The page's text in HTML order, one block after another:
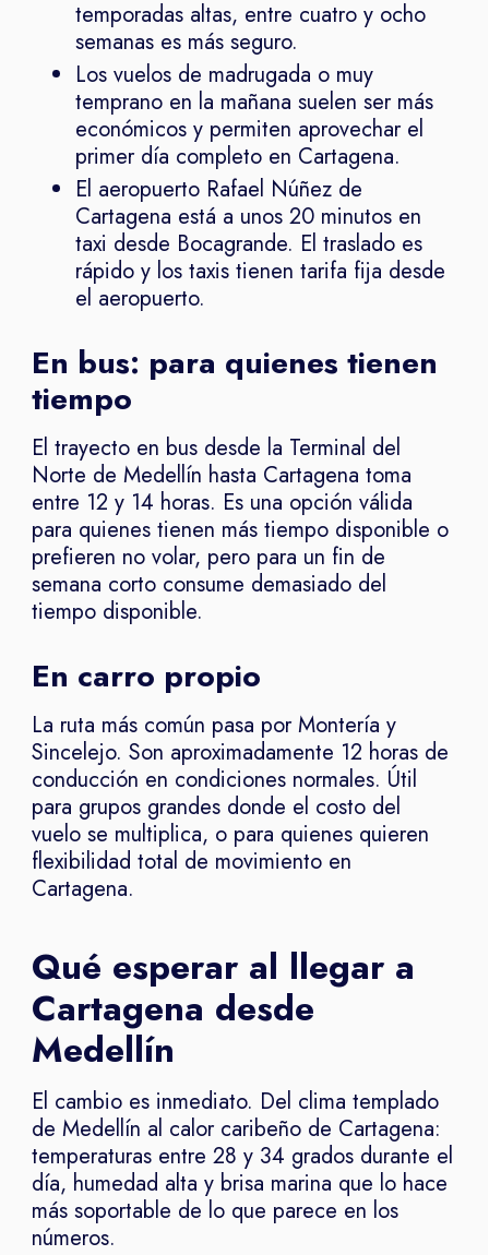
temporadas altas, entre cuatro y ocho
semanas es más seguro.
Los vuelos de madrugada o muy
temprano en la mañana suelen ser más
económicos y permiten aprovechar el
primer día completo en Cartagena.
El aeropuerto Rafael Núñez de
Cartagena está a unos 20 minutos en
taxi desde Bocagrande. El traslado es
rápido y los taxis tienen tarifa fija desde
el aeropuerto.
En bus: para quienes tienen
tiempo
El trayecto en bus desde la Terminal del
Norte de Medellín hasta Cartagena toma
entre 12 y 14 horas. Es una opción válida
para quienes tienen más tiempo disponible o
prefieren no volar, pero para un fin de
semana corto consume demasiado del
tiempo disponible.
En carro propio
La ruta más común pasa por Montería y
Sincelejo. Son aproximadamente 12 horas de
conducción en condiciones normales. Útil
para grupos grandes donde el costo del
vuelo se multiplica, o para quienes quieren
flexibilidad total de movimiento en
Cartagena.
Qué esperar al llegar a
Cartagena desde
Medellín
El cambio es inmediato. Del clima templado
de Medellín al calor caribeño de Cartagena:
temperaturas entre 28 y 34 grados durante el
día, humedad alta y brisa marina que lo hace
más soportable de lo que parece en los
números.